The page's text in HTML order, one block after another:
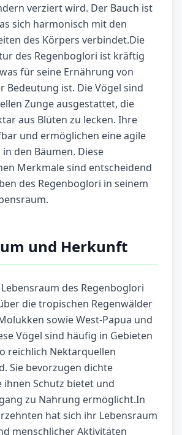
verziert wird. Der Bauch ist
sich harmonisch mit den
des Körpers verbindet.Die
des Regenboglori ist kräftig
für seine Ernährung von
Bedeutung ist. Die Vögel sind
Zunge ausgestattet, die
aus Blüten zu lecken. Ihre
und ermöglichen eine agile
den Bäumen. Diese
Merkmale sind entscheidend
des Regenboglori in seinem
und Herkunft
des Regenboglori
die tropischen Regenwälder
sowie West-Papua und
Vögel sind häufig in Gebieten
reichlich Nektarquellen
Sie bevorzugen dichte
ihnen Schutz bietet und
zu Nahrung ermöglicht.In
hat sich ihr Lebensraum
menschlicher Aktivitäten